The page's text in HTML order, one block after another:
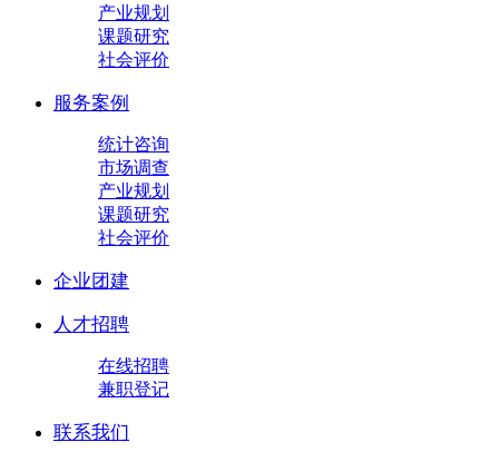
产业规划
课题研究
社会评价
服务案例
统计咨询
市场调查
产业规划
课题研究
社会评价
企业团建
人才招聘
在线招聘
兼职登记
联系我们